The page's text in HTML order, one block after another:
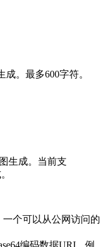
。最多600字符。
生成。当前支
一个可以从公网访问的